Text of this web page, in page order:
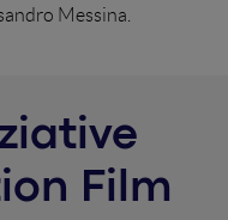
Messina.
Film